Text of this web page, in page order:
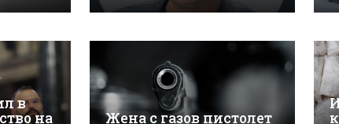
в
на
Жена с газов пистолет